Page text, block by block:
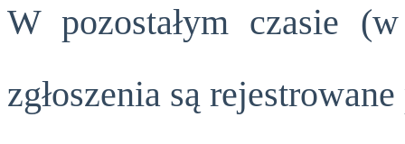
W pozostałym czasie
zgłoszenia są